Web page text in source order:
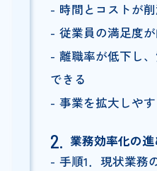
時間とコストが
従業員の満足度
離職率が低下し
できる
事業を拡大しや
業務効率化の
手順1．現状業務